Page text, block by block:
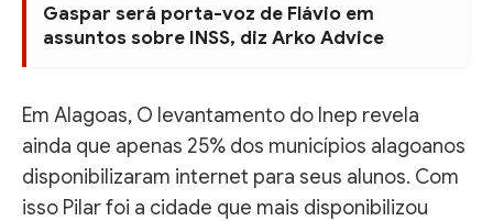
Gaspar será porta-voz de Flávio em
assuntos sobre INSS, diz Arko Advice
Em Alagoas, O levantamento do Inep revela
ainda que apenas 25% dos municípios alagoanos
disponibilizaram internet para seus alunos. Com
isso Pilar foi a cidade que mais disponibilizou